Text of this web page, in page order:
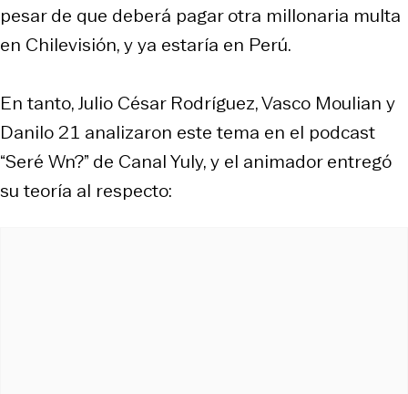
pesar de que deberá pagar otra millonaria multa
en Chilevisión, y ya estaría en Perú.
En tanto, Julio César Rodríguez, Vasco Moulian y
Danilo 21 analizaron este tema en el podcast
“Seré Wn?” de Canal Yuly, y el animador entregó
su teoría al respecto: